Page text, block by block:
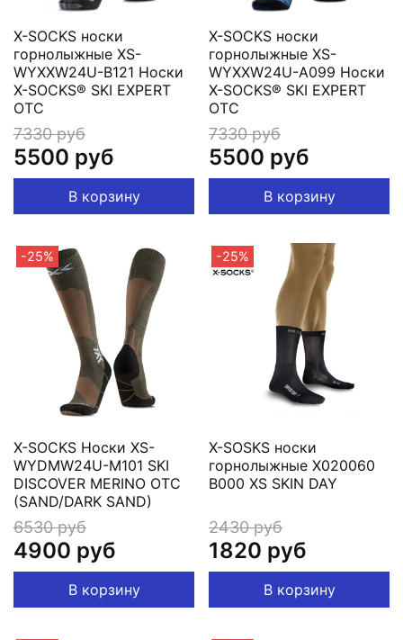
X-SOCKS носки
горнолыжные XS-
WYXXW24U-B121 Носки
X-SOCKS® SKI EXPERT
OTC
7330 руб
5500 руб
В корзину
X-SOCKS носки
горнолыжные XS-
WYXXW24U-A099 Носки
X-SOCKS® SKI EXPERT
OTC
7330 руб
5500 руб
В корзину
-25%
X-SOCKS Носки XS-
WYDMW24U-M101 SKI
DISCOVER MERINO OTC
(SAND/DARK SAND)
6530 руб
4900 руб
В корзину
-25%
X-SOSKS носки
горнолыжные X020060
B000 XS SKIN DAY
2430 руб
1820 руб
В корзину